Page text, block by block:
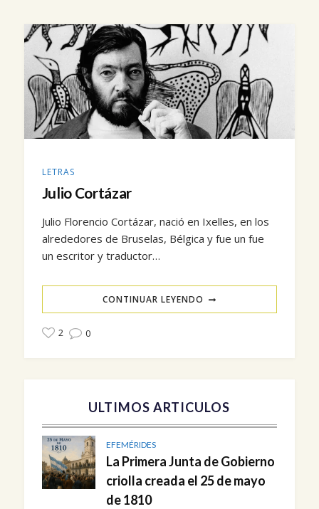
LETRAS
Julio Cortázar
Julio Florencio Cortázar, nació en Ixelles, en los
alrededores de Bruselas, Bélgica y fue un fue
un escritor y traductor…
CONTINUAR LEYENDO
2 0
ULTIMOS ARTICULOS
EFEMÉRIDES
La Primera Junta de Gobierno
criolla creada el 25 de mayo
de 1810